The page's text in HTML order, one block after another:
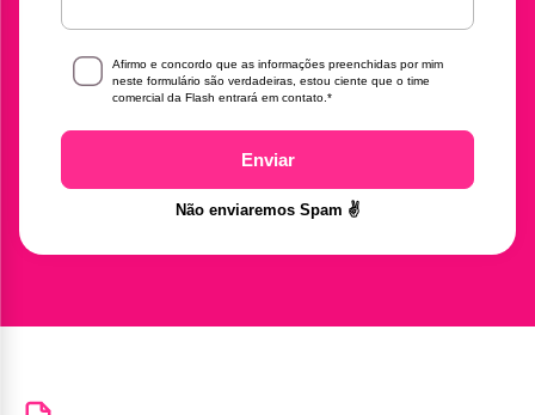
Afirmo e concordo que as informações preenchidas por mim
neste formulário são verdadeiras, estou ciente que o time
comercial da Flash entrará em contato. *
Enviar
Não enviaremos Spam ✌️